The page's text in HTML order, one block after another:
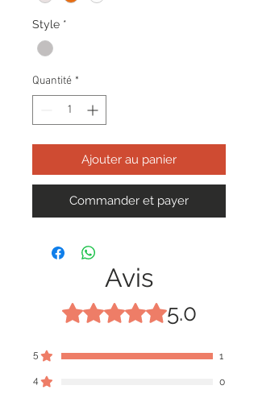
Style *
Quantité *
Ajouter au panier
Commander et payer
Avis
Noté 5 sur 5. 5.0
5 1
4 0